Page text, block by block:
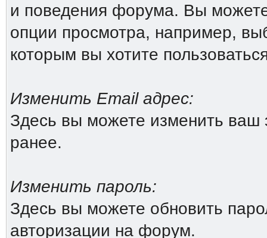
и поведения форума. Вы
опции просмотра, например,
которым вы хотите
Изменить Email адрес:
Здесь вы можете изменить ваш
ранее.
Изменить пароль:
Здесь вы можете обновить
авторизации на форум.